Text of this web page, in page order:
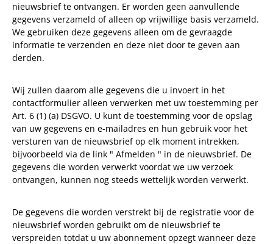
nieuwsbrief te ontvangen. Er worden geen aanvullende
gegevens verzameld of alleen op vrijwillige basis verzameld.
We gebruiken deze gegevens alleen om de gevraagde
informatie te verzenden en deze niet door te geven aan
derden.
Wij zullen daarom alle gegevens die u invoert in het
contactformulier alleen verwerken met uw toestemming per
Art. 6 (1) (a) DSGVO. U kunt de toestemming voor de opslag
van uw gegevens en e-mailadres en hun gebruik voor het
versturen van de nieuwsbrief op elk moment intrekken,
bijvoorbeeld via de link " Afmelden " in de nieuwsbrief. De
gegevens die worden verwerkt voordat we uw verzoek
ontvangen, kunnen nog steeds wettelijk worden verwerkt.
De gegevens die worden verstrekt bij de registratie voor de
nieuwsbrief worden gebruikt om de nieuwsbrief te
verspreiden totdat u uw abonnement opzegt wanneer deze